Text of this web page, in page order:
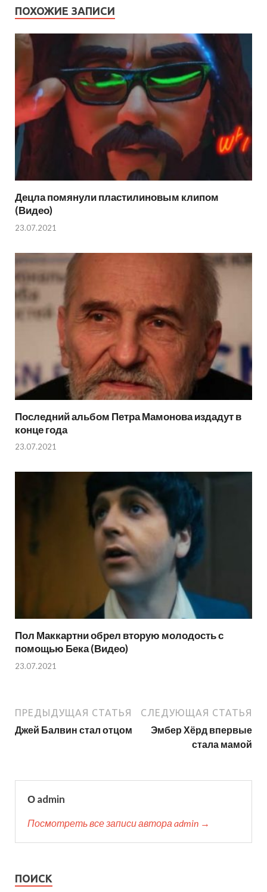
ПОХОЖИЕ ЗАПИСИ
Децла помянули пластилиновым клипом
(Видео)
23.07.2021
Последний альбом Петра Мамонова издадут в
конце года
23.07.2021
Пол Маккартни обрел вторую молодость с
помощью Бека (Видео)
23.07.2021
ПРЕДЫДУЩАЯ СТАТЬЯ
Джей Балвин стал отцом
СЛЕДУЮЩАЯ СТАТЬЯ
Эмбер Хёрд впервые
стала мамой
О admin
Посмотреть все записи автора admin →
ПОИСК